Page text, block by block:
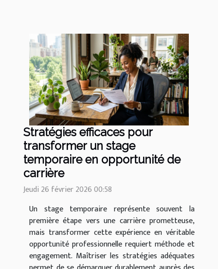
Stratégies efficaces pour
transformer un stage
temporaire en opportunité de
carrière
Jeudi 26 février 2026 00:58
Un stage temporaire représente souvent la
première étape vers une carrière prometteuse,
mais transformer cette expérience en véritable
opportunité professionnelle requiert méthode et
engagement. Maîtriser les stratégies adéquates